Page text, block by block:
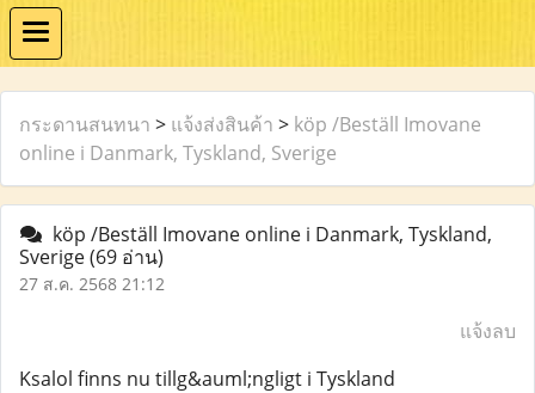
กระดานสนทนา > แจ้งส่งสินค้า > köp /Beställ Imovane
online i Danmark, Tyskland, Sverige
köp /Beställ Imovane online i Danmark, Tyskland,
Sverige(69 อ่าน)
27 ส.ค. 2568 21:12
แจ้งลบ
Ksalol finns nu tillg&auml;ngligt i Tyskland